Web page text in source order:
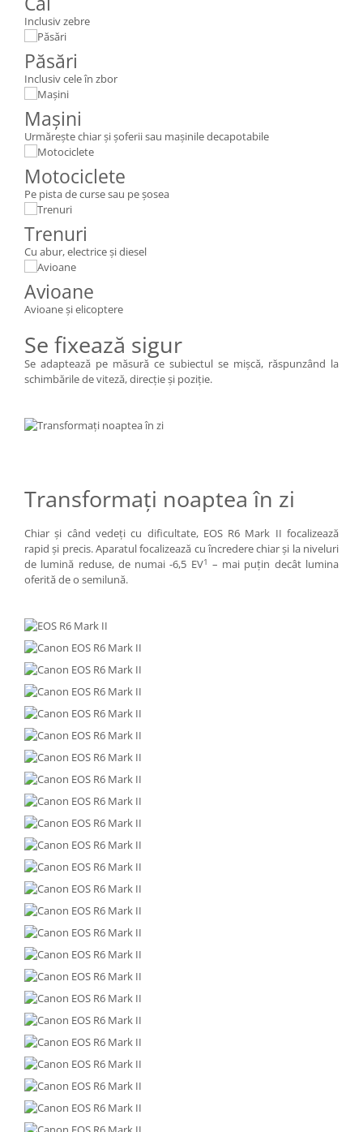
Inclusiv zebre
Păsări
Inclusiv cele în zbor
Maşini
Urmăreşte chiar şi şoferii sau maşinile decapotabile
Motociclete
Pe pista de curse sau pe şosea
Trenuri
Cu abur, electrice şi diesel
Avioane
Avioane şi elicoptere
Se fixează sigur
Se adaptează pe măsură ce subiectul se mişcă, răspunzând la
schimbările de viteză, direcţie şi poziţie.
Transformaţi noaptea în zi
Chiar şi când vedeţi cu dificultate, EOS R6 Mark II focalizează
rapid şi precis. Aparatul focalizează cu încredere chiar şi la niveluri
de lumină reduse, de numai -6,5 EV1 – mai puţin decât lumina
oferită de o semilună.